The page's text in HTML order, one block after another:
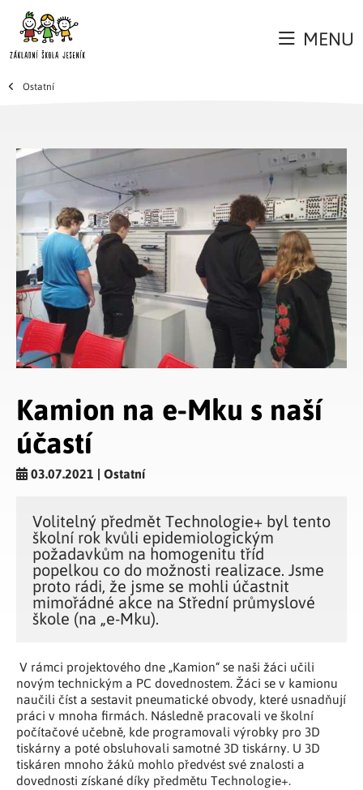
MENU
Ostatní
Kamion na e-Mku s naší
účastí
03.07.2021 | Ostatní
Volitelný předmět Technologie+ byl tento
školní rok kvůli epidemiologickým
požadavkům na homogenitu tříd
popelkou co do možnosti realizace. Jsme
proto rádi, že jsme se mohli účastnit
mimořádné akce na Střední průmyslové
škole (na „e-Mku).
V rámci projektového dne „Kamion“ se naši žáci učili
novým technickým a PC dovednostem. Žáci se v kamionu
naučili číst a sestavit pneumatické obvody, které usnadňují
práci v mnoha firmách. Následně pracovali ve školní
počítačové učebně, kde programovali výrobky pro 3D
tiskárny a poté obsluhovali samotné 3D tiskárny. U 3D
tiskáren mnoho žáků mohlo předvést své znalosti a
dovednosti získané díky předmětu Technologie+.